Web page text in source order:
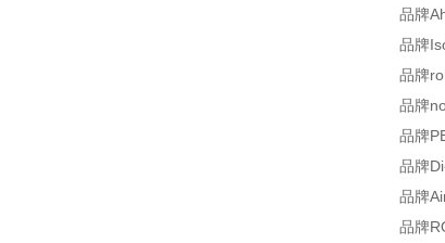
品牌
品牌
品牌
品牌
品牌
品牌
品牌
品牌